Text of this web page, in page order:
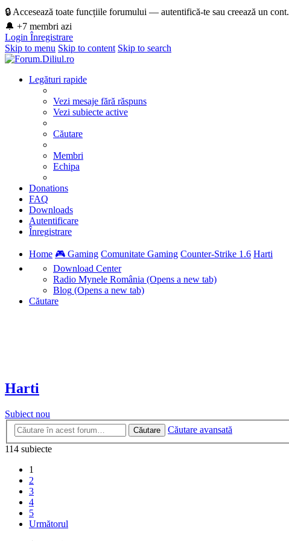
🔒 Accesează toate funcțiile forumului — autentifică-te sau creează un cont.
🔔 +7 membri azi
Login Înregistrare
Skip to menu Skip to content Skip to search
Legături rapide
Vezi mesaje fără răspuns
Vezi subiecte active
Căutare
Membri
Echipa
Donations
FAQ
Downloads
Autentificare
Înregistrare
Home 🎮 Gaming Comunitate Gaming Counter-Strike 1.6 Harti
Download Center
Radio Mynele România (Opens a new tab)
Blog (Opens a new tab)
Căutare
Harti
Subiect nou
Căutare
Căutare avansată
114 subiecte
1
2
3
4
5
Următorul